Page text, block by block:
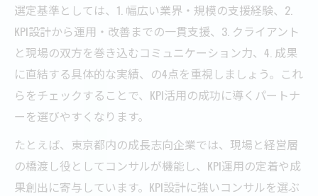
選定基準としては、1. 幅広い業界・規模の支援経験、2.
KPI設計から運用・改善までの一貫支援、3. クライアント
と現場の双方を巻き込むコミュニケーション力、4. 成果
に直結する具体的な実績、の4点を重視しましょう。これ
らをチェックすることで、KPI活用の成功に導くパートナ
ーを選びやすくなります。
たとえば、東京都内の成長志向企業では、現場と経営層
の橋渡し役としてコンサルが機能し、KPI運用の定着や成
果創出に寄与しています。KPI設計に強いコンサルを選ぶ